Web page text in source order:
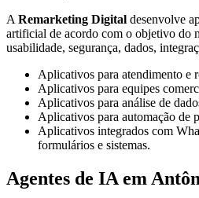
A Remarketing Digital desenvolve
artificial de acordo com o objetivo do
usabilidade, segurança, dados,
Aplicativos para atendimento e
Aplicativos para equipes
Aplicativos para análise de
Aplicativos para automação de
Aplicativos integrados com
formulários e sistemas.
Agentes de IA em